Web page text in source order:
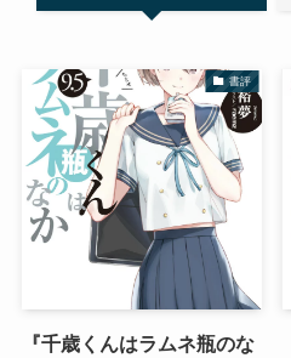
書評
『千歳くんはラムネ瓶のな